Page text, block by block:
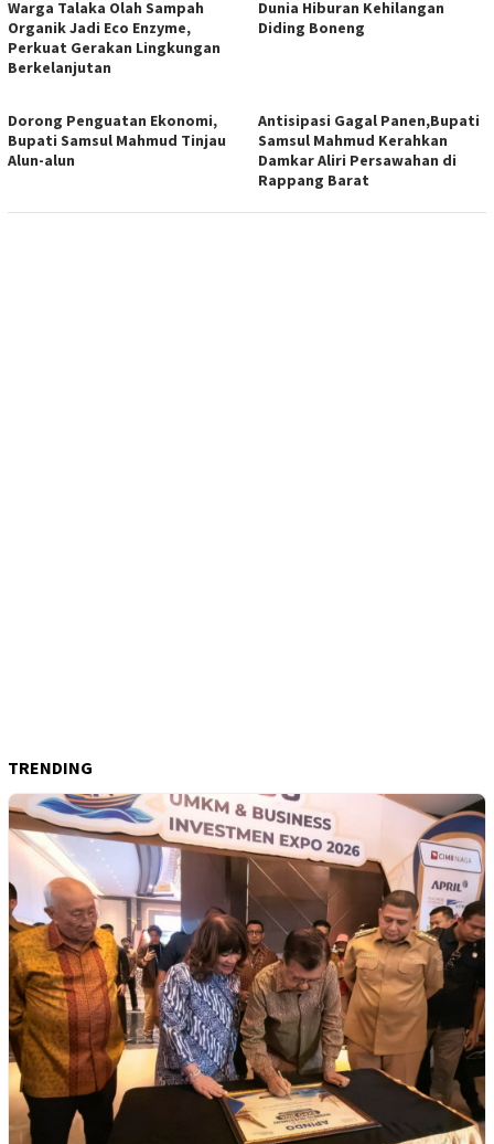
Warga Talaka Olah Sampah
Organik Jadi Eco Enzyme,
Perkuat Gerakan Lingkungan
Berkelanjutan
Dunia Hiburan Kehilangan
Diding Boneng
Dorong Penguatan Ekonomi,
Bupati Samsul Mahmud Tinjau
Alun-alun
Antisipasi Gagal Panen,Bupati
Samsul Mahmud Kerahkan
Damkar Aliri Persawahan di
Rappang Barat
TRENDING